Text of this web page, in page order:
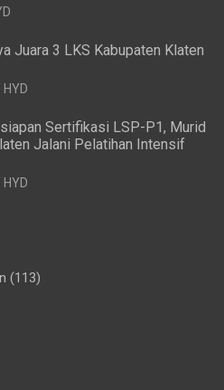
Juara 3 LKS Kabupaten Klaten
HYD
Sertifikasi LSP-P1, Murid
Jalani Pelatihan Intensif
HYD
(113)